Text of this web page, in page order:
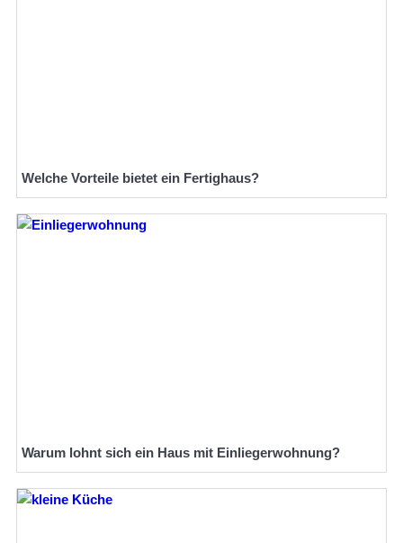
Welche Vorteile bietet ein Fertighaus?
Warum lohnt sich ein Haus mit Einliegerwohnung?